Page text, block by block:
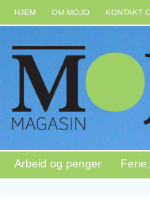
HJEM OM MOJO KONTAKT
Arbeid og penger